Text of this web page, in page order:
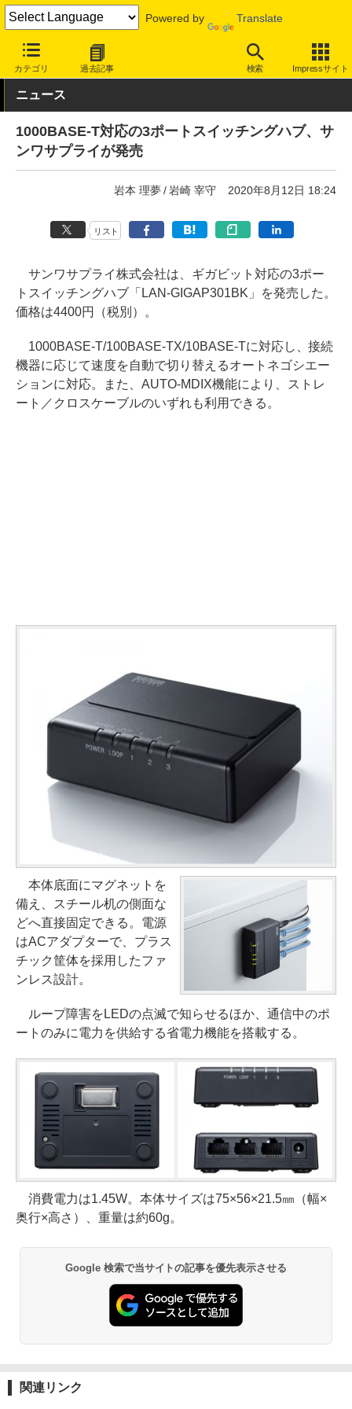
Powered by Translate
カテゴリ 過去記事 検索 Impressサイト
INTERNET Watch ハードウェア スイッチ
ニュース
1000BASE-T対応の3ポートスイッチングハブ、サ
ンワサプライが発売
岩本 理夢 岩崎 宰守 2020年8月12日 18:24
リスト
サンワサプライ株式会社は、ギガビット対応の3ポー
トスイッチングハブ「LAN-GIGAP301BK」を発売した。
価格は4400円（税別）。
1000BASE-T/100BASE-TX/10BASE-Tに対応し、接続
機器に応じて速度を自動で切り替えるオートネゴシエー
ションに対応。また、AUTO-MDIX機能により、ストレ
ート／クロスケーブルのいずれも利用できる。
本体底面にマグネットを
備え、スチール机の側面な
どへ直接固定できる。電源
はACアダプターで、プラス
チック筐体を採用したファ
ンレス設計。
ループ障害をLEDの点滅で知らせるほか、通信中のポ
ートのみに電力を供給する省電力機能を搭載する。
消費電力は1.45W。本体サイズは75×56×21.5㎜（幅×
奥行×高さ）、重量は約60g。
Google 検索で当サイトの記事を優先表示させる
関連リンク